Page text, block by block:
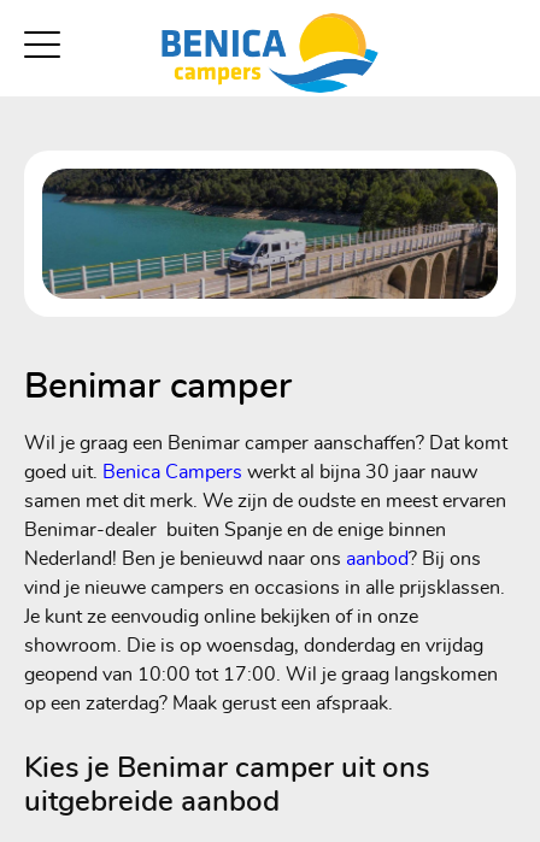
Benimar camper
Wil je graag een Benimar camper aanschaffen? Dat komt
goed uit. Benica Campers werkt al bijna 30 jaar nauw
samen met dit merk. We zijn de oudste en meest ervaren
Benimar-dealer buiten Spanje en de enige binnen
Nederland! Ben je benieuwd naar ons aanbod? Bij ons
vind je nieuwe campers en occasions in alle prijsklassen.
Je kunt ze eenvoudig online bekijken of in onze
showroom. Die is op woensdag, donderdag en vrijdag
geopend van 10:00 tot 17:00. Wil je graag langskomen
op een zaterdag? Maak gerust een afspraak.
Kies je Benimar camper uit ons
uitgebreide aanbod